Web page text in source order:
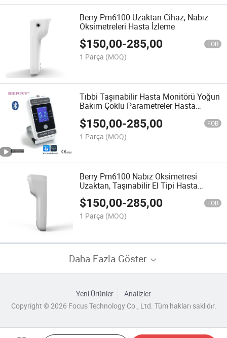
Berry Pm6100 Uzaktan Cihaz, Nabız
Oksimetreleri Hasta İzleme
$150,00-285,00 FOB
1 Parça (MOQ)
Tıbbi Taşınabilir Hasta Monitörü Yoğun
Bakım Çoklu Parametreler Hasta
$150,00-285,00 FOB
1 Parça (MOQ)
Berry Pm6100 Nabız Oksimetresi
Uzaktan, Taşınabilir El Tipi Hasta
Monitörü
$150,00-285,00 FOB
1 Parça (MOQ)
Daha Fazla Göster
Yeni Ürünler
Analizler
Copyright © 2026 Focus Technology Co., Ltd. Tüm hakları saklıdır.